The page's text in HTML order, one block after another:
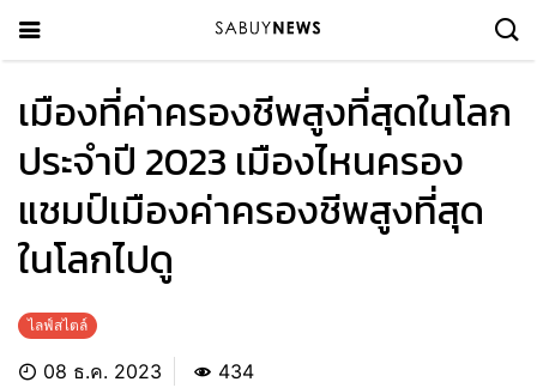
เมืองที่ค่าครองชีพสูงที่สุดในโลก
ประจำปี 2023 เมืองไหนครอง
แชมป์เมืองค่าครองชีพสูงที่สุด
ในโลกไปดู
ไลฟ์สไตล์
08 ธ.ค. 2023 434